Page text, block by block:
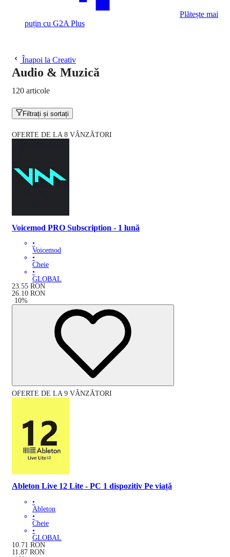
Plătește mai
puțin cu G2A Plus
Înapoi la Creativ
Audio & Muzică
120 articole
Filtrați și sortați
OFERTE DE LA 8 VÂNZĂTORI
Voicemod PRO Subscription - 1 lună
•
Voicemod
•
Cheie
•
GLOBAL
23.55 RON
26.10 RON
-10%
OFERTE DE LA 9 VÂNZĂTORI
Ableton Live 12 Lite - PC 1 dispozitiv Pe viață
•
Ableton
•
Cheie
•
GLOBAL
10.71 RON
11.87 RON